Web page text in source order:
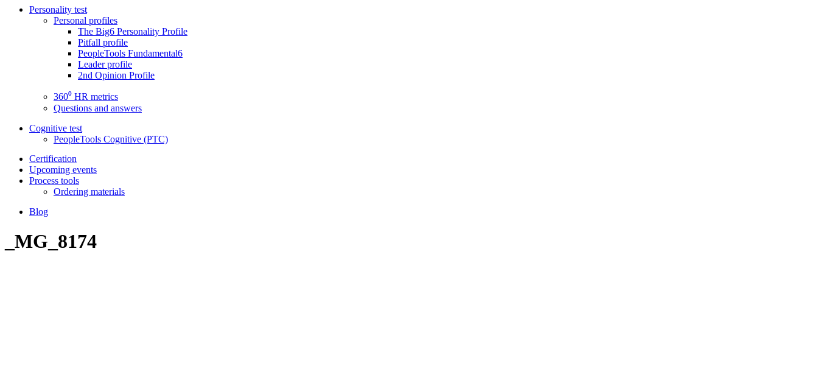
Personality test
Personal profiles
The Big6 Personality Profile
Pitfall profile
PeopleTools Fundamental6
Leader profile
2nd Opinion Profile
360⁰ HR metrics
Questions and answers
Cognitive test
PeopleTools Cognitive (PTC)
Certification
Upcoming events
Process tools
Ordering materials
Blog
_MG_8174